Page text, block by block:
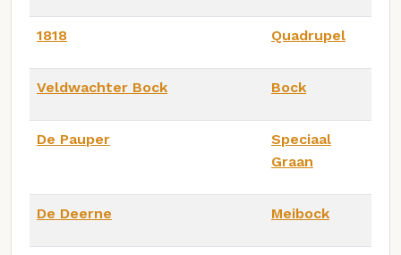
1818 Quadrupel
Veldwachter Bock Bock
De Pauper
Speciaal
Graan
De Deerne Meibock